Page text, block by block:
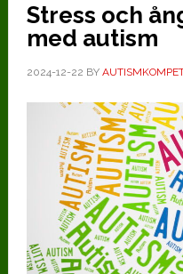
Stress och
med autism
2024-12-22 BY